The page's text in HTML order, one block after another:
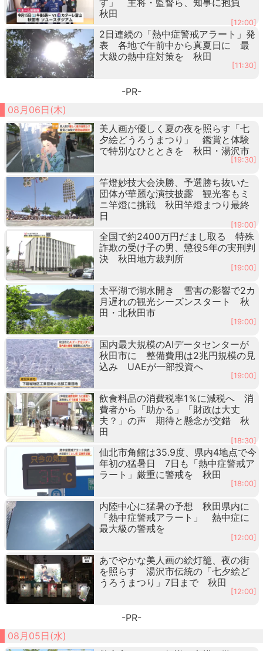
秋田
[12:00]
2日連続の「熱中症警戒アラート」発
表 各地で午前中から真夏日に 最
大級の熱中症対策を 秋田
[11:30]
-PR-
08月06日(木)
美人画が優しく夏の夜を照らす「七
夕絵どうろうまつり」 鑑賞と体験
で特別なひとときを 秋田・湯沢市
[19:30]
竿燈妙技大会決勝、予選勝ち抜いた
団体が華麗な演技披露 観光客もミ
ニ竿燈に挑戦 秋田竿燈まつり最終
日
[19:00]
全国で約2400万円だまし取る 特殊
詐欺の受け子の男、懲役5年の実刑判
決 秋田地方裁判所
[19:00]
太平湖で湖水開き 雪害の影響で2カ
月遅れの観光シーズンスタート 秋
田・北秋田市
[19:00]
国内最大規模のAIデータセンターが
秋田市に 整備費用は2兆円規模の見
込み UAEが一部投資へ
[19:00]
飲食料品の消費税率1％に減税へ 消
費者から「助かる」「財政は大丈
夫？」の声 期待と懸念が交錯 秋
田
[18:30]
仙北市角館は35.9度、県内4地点で今
年初の猛暑日 7日も「熱中症警戒ア
ラート」厳重に警戒を 秋田
[18:00]
内陸中心に猛暑の予想 秋田県内に
「熱中症警戒アラート」 熱中症に
最大級の警戒を
[12:00]
あでやかな美人画の絵灯籠、夜の街
を照らす 湯沢市伝統の「七夕絵ど
うろうまつり」7日まで 秋田
[12:00]
-PR-
08月05日(水)